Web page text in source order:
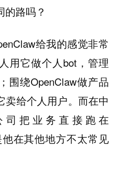
的路吗？
给我的感觉非常
用它做个人bot，管理
围绕OpenClaw做产品
卖给个人用户。而在中
司把业务直接跑在
在其他地方不太常见